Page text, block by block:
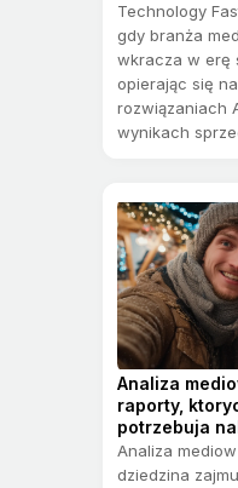
Technology
gdy branża
wkracza w erę
opierając się
rozwiązaniach
wynikach
Analiza
raporty,
potrzebuja
Analiza
dziedzina